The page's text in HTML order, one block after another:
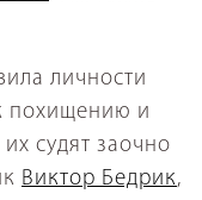
личности
похищению и
судят заочно
Виктор Бедрик,